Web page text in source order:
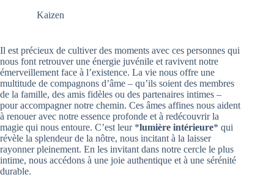
Kaizen
Il est précieux de cultiver des moments avec ces personnes qui
nous font retrouver une énergie juvénile et ravivent notre
émerveillement face à l’existence. La vie nous offre une
multitude de compagnons d’âme – qu’ils soient des membres
de la famille, des amis fidèles ou des partenaires intimes –
pour accompagner notre chemin. Ces âmes affines nous aident
à renouer avec notre essence profonde et à redécouvrir la
magie qui nous entoure. C’est leur *lumière intérieure* qui
révèle la splendeur de la nôtre, nous incitant à la laisser
rayonner pleinement. En les invitant dans notre cercle le plus
intime, nous accédons à une joie authentique et à une sérénité
durable.